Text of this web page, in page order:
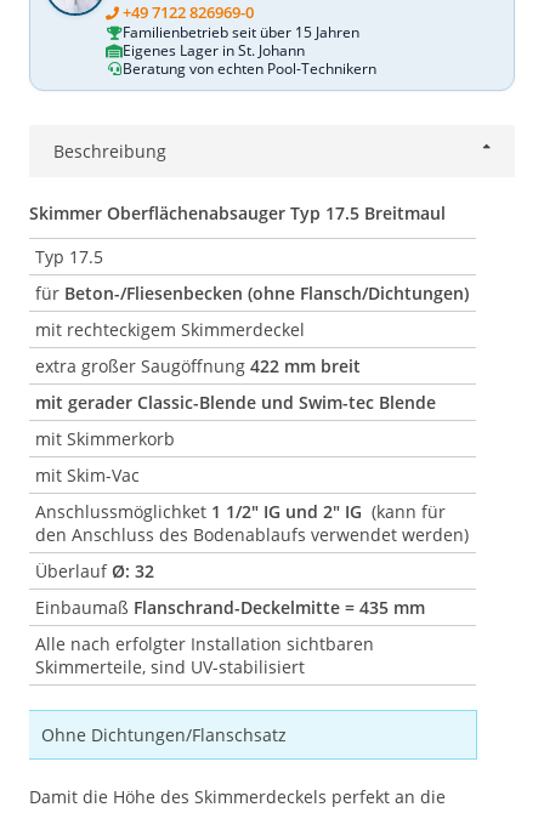
+49 7122 826969-0
Familienbetrieb seit über 15 Jahren
Eigenes Lager in St. Johann
Beratung von echten Pool-Technikern
Beschreibung
Skimmer Oberflächenabsauger Typ 17.5 Breitmaul
Typ 17.5
für Beton-/Fliesenbecken (ohne Flansch/Dichtungen)
mit rechteckigem Skimmerdeckel
extra großer Saugöffnung 422 mm breit
mit gerader Classic-Blende und Swim-tec Blende
mit Skimmerkorb
mit Skim-Vac
Anschlussmöglichket 1 1/2" IG und 2" IG (kann für
den Anschluss des Bodenablaufs verwendet werden)
ÜberlaufØ: 32
Einbaumaß Flanschrand-Deckelmitte = 435 mm
Alle nach erfolgter Installation sichtbaren
Skimmerteile, sind UV-stabilisiert
Ohne Dichtungen/Flanschsatz
Damit die Höhe des Skimmerdeckels perfekt an die